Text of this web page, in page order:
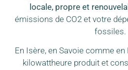
locale, propre et
émissions de CO2 et votre
fossiles.
En Isère, en Savoie comme
kilowattheure produit et